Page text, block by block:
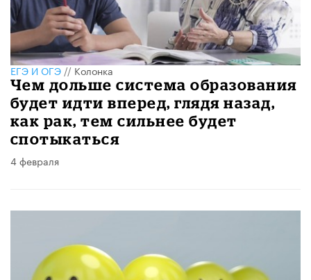
ЕГЭ И ОГЭ//Колонка
Чем дольше система образования
будет идти вперед, глядя назад,
как рак, тем сильнее будет
спотыкаться
4 февраля